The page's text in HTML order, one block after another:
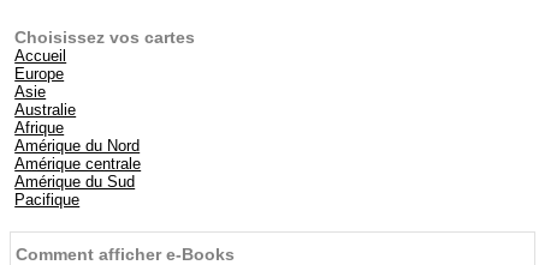
Choisissez vos cartes
Accueil
Europe
Asie
Australie
Afrique
Amérique du Nord
Amérique centrale
Amérique du Sud
Pacifique
Comment afficher e-Books